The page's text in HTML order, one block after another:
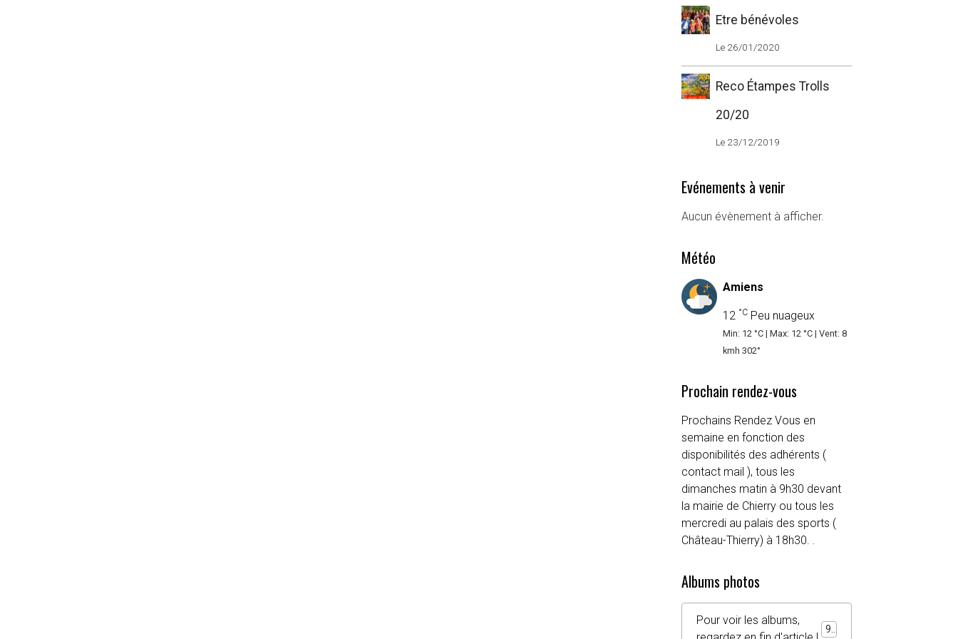
Etre bénévoles
Le 26/01/2020
Reco Étampes Trolls
20/20
Le 23/12/2019
Evénements à venir
Aucun évènement à afficher.
Météo
Amiens
12 °CPeu nuageux
Min: 12 °C | Max: 12 °C | Vent: 8
kmh 302°
Prochain rendez-vous
Prochains Rendez Vous en
semaine en fonction des
disponibilités des adhérents (
contact mail ), tous les
dimanches matin à 9h30 devant
la mairie de Chierry ou tous les
mercredi au palais des sports (
Château-Thierry) à 18h30. .
Albums photos
Pour voir les albums,